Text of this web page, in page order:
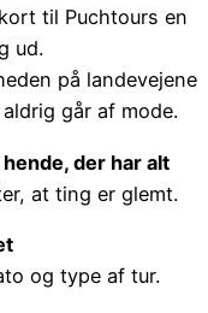
til Puchtours en
ud.
på landevejene
går af mode.
der har alt
at ting er glemt.
og type af tur.